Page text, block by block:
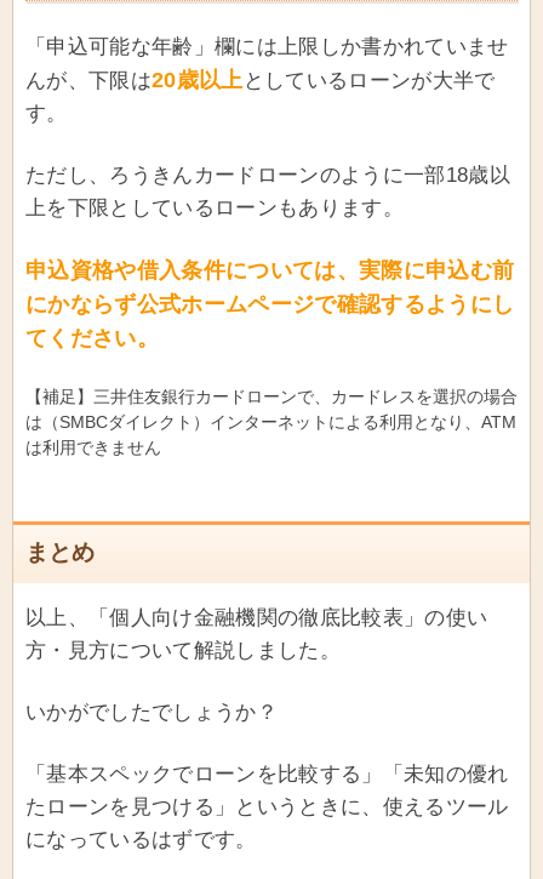
「申込可能な年齢」欄には上限しか書かれていませ
んが、下限は20歳以上 としているローンが大半で
す。
ただし、ろうきんカードローンのように一部18歳以
上を下限としているローンもあります。
申込資格や借入条件については、実際に申込む前
にかならず公式ホームページで確認するようにし
てください。
【補足】三井住友銀行カードローンで、カードレスを選択の場合
は（SMBCダイレクト）インターネットによる利用となり、ATM
は利用できません
まとめ
以上、「個人向け金融機関の徹底比較表」の使い
方・見方について解説しました。
いかがでしたでしょうか？
「基本スペックでローンを比較する」「未知の優れ
たローンを見つける」というときに、使えるツール
になっているはずです。